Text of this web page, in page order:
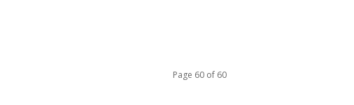
Page 60 of 60